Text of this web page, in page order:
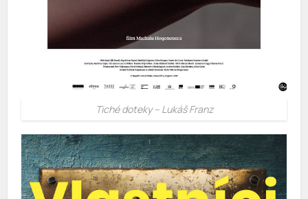
Tiché doteky – Lukáš Franz